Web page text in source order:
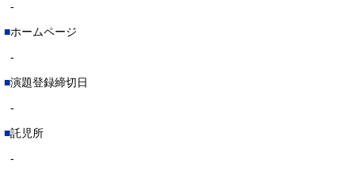
-
ホームページ
-
演題登録締切日
-
託児所
-